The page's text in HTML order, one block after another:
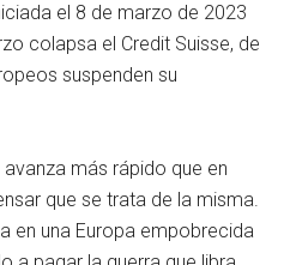
el 8 de marzo de 2023
colapsa el Credit Suisse, de
suspenden su
más rápido que en
que se trata de la misma.
en una Europa empobrecida